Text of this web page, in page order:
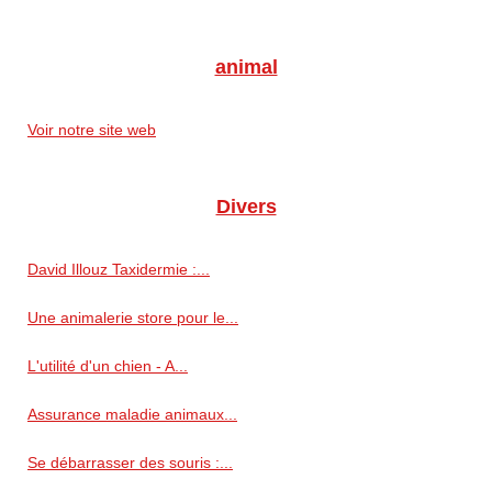
animal
Voir notre site web
Divers
David Illouz Taxidermie :...
Une animalerie store pour le...
L'utilité d'un chien - A...
Assurance maladie animaux...
Se débarrasser des souris :...